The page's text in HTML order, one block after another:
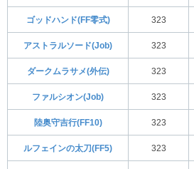
ゴッドハンド(FF零式) 323
アストラルソード(Job) 323
ダークムラサメ(外伝) 323
ファルシオン(Job) 323
陸奥守吉行(FF10) 323
ルフェインの太刀(FF5) 323